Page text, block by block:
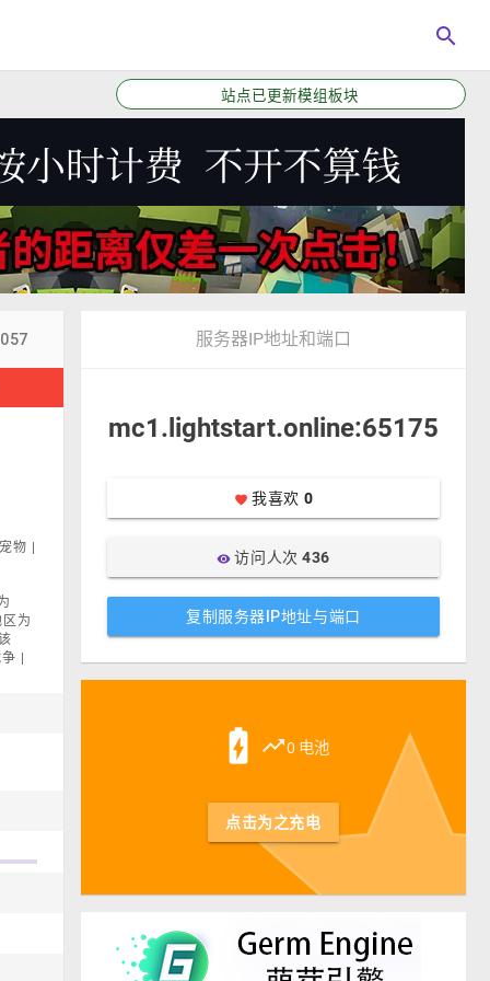
search
站点已更新模组板块
物 |
为
|
服务器IP地址和端口
mc1.lightstart.online:65175
favorite 我喜欢 0
visibility访问人次436
复制服务器IP地址与端口
battery_charging_full trending_up0 电池
点击为之充电